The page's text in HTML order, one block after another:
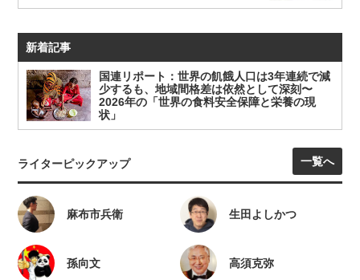
新着記事
国連リポート：世界の飢餓人口は3年連続で減
少するも、地域間格差は依然として深刻〜
2026年の「世界の食料安全保障と栄養の現
状」
ライターピックアップ 一覧へ
麻布市兵衛 生田よしかつ
孫向文 高須克弥